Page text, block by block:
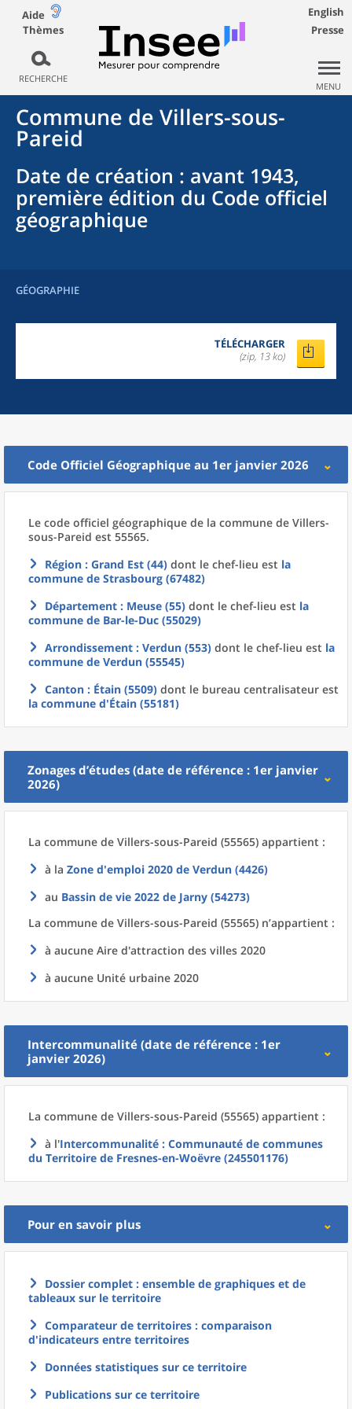
Aide
Thèmes
RECHERCHE
English
Presse
MENU
Commune de Villers-sous-
Pareid
Date de création : avant 1943,
première édition du Code officiel
géographique
GÉOGRAPHIE
TÉLÉCHARGER
(zip, 13 ko)
Code Officiel Géographique au 1er janvier 2026
Le code officiel géographique de la commune de Villers-
sous-Pareid est 55565.
Région : Grand Est (44) dont le chef-lieu est la
commune de Strasbourg (67482)
Département : Meuse (55) dont le chef-lieu est la
commune de Bar-le-Duc (55029)
Arrondissement : Verdun (553) dont le chef-lieu est la
commune de Verdun (55545)
Canton : Étain (5509) dont le bureau centralisateur est
la commune d'Étain (55181)
Zonages d’études (date de référence : 1er janvier
2026)
La commune de Villers-sous-Pareid (55565) appartient :
à la Zone d'emploi 2020 de Verdun (4426)
au Bassin de vie 2022 de Jarny (54273)
La commune de Villers-sous-Pareid (55565) n’appartient :
à aucune Aire d'attraction des villes 2020
à aucune Unité urbaine 2020
Intercommunalité (date de référence : 1er
janvier 2026)
La commune de Villers-sous-Pareid (55565) appartient :
à l'Intercommunalité : Communauté de communes
du Territoire de Fresnes-en-Woëvre (245501176)
Pour en savoir plus
Dossier complet : ensemble de graphiques et de
tableaux sur le territoire
Comparateur de territoires : comparaison
d'indicateurs entre territoires
Données statistiques sur ce territoire
Publications sur ce territoire